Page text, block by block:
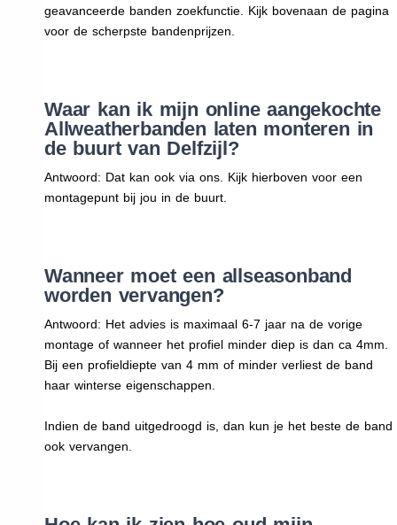
geavanceerde banden zoekfunctie. Kijk bovenaan de pagina
voor de scherpste bandenprijzen.
Waar kan ik mijn online aangekochte
Allweatherbanden laten monteren in
de buurt van Delfzijl?
Antwoord: Dat kan ook via ons. Kijk hierboven voor een
montagepunt bij jou in de buurt.
Wanneer moet een allseasonband
worden vervangen?
Antwoord: Het advies is maximaal 6-7 jaar na de vorige
montage of wanneer het profiel minder diep is dan ca 4mm.
Bij een profieldiepte van 4 mm of minder verliest de band
haar winterse eigenschappen.
Indien de band uitgedroogd is, dan kun je het beste de band
ook vervangen.